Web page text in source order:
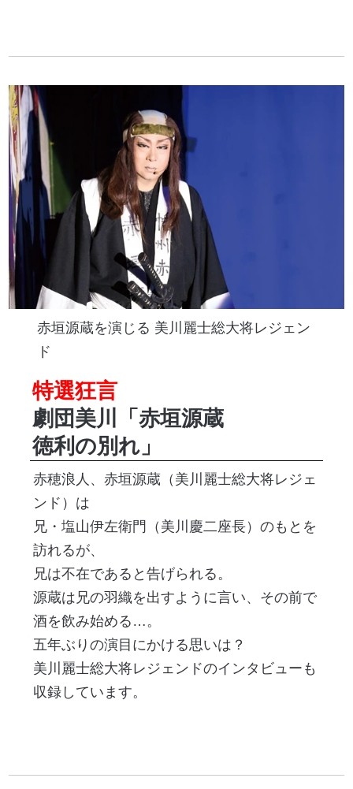
赤垣源蔵を演じる 美川麗士総大将レジェン
ド
特選狂言
劇団美川「赤垣源蔵
徳利の別れ」
赤穂浪人、赤垣源蔵（美川麗士総大将レジェ
ンド）は
兄・塩山伊左衛門（美川慶二座長）のもとを
訪れるが、
兄は不在であると告げられる。
源蔵は兄の羽織を出すように言い、その前で
酒を飲み始める…。
五年ぶりの演目にかける思いは？
美川麗士総大将レジェンドのインタビューも
収録しています。